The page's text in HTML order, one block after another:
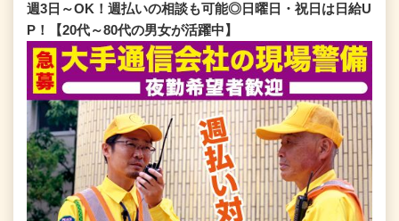
週3日～OK！週払いの相談も可能◎日曜日・祝日は日給U
P！【20代～80代の男女が活躍中】